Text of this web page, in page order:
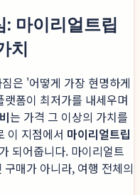
마이리얼트립
치
은 '어떻게 가장 현명하게
폼이 최저가를 내세우며
는 가격 그 이상의 가치를
이 지점에서 마이리얼트립
되어줍니다. 마이리얼트
구매가 아니라, 여행 전체의